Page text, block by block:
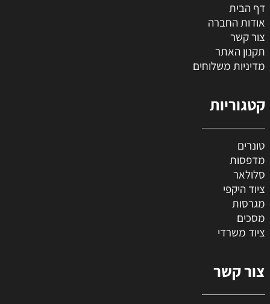
דף הבית
אודות החברה
צור קשר
תקנון האתר
מדיניות משלוחים
קטגוריות
טונרים
מדפסות
סלולאר
ציוד היקפי
מגרסות
מסכים
ציוד משרדי
צור קשר